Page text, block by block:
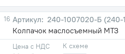
16
240-1007020-Б (240-
Колпачок маслосъемный МТЗ
Цена с НДС К схеме